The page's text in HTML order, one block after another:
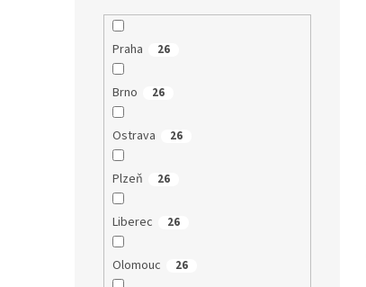
Praha 26
Brno 26
Ostrava 26
Plzeň 26
Liberec 26
Olomouc 26